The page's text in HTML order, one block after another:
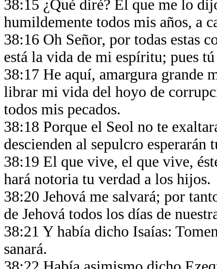
38:15 ¿Qué diré? El que me lo
humildemente todos mis años, a
38:16 Oh Señor, por todas estas
está la vida de mi espíritu; pues
38:17 He aquí, amargura grande
librar mi vida del hoyo de
todos mis pecados.
38:18 Porque el Seol no te
descienden al sepulcro esperarán
38:19 El que vive, el que vive,
hará notoria tu verdad a los hijos.
38:20 Jehová me salvará; por
de Jehová todos los días de
38:21 Y había dicho Isaías:
sanará.